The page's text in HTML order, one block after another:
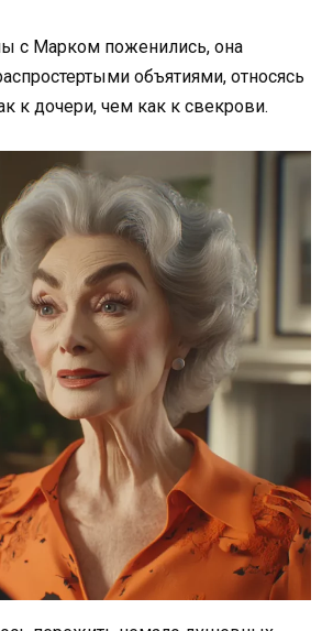
с Марком поженились, она
объятиями, относясь
к дочери, чем как к свекрови.